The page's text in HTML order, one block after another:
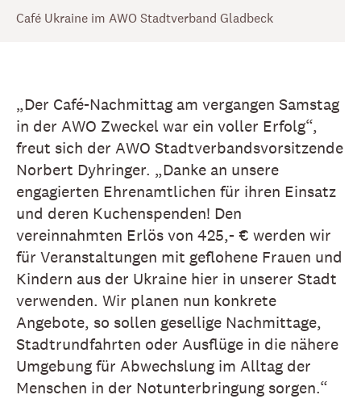
Café Ukraine im AWO Stadtverband Gladbeck
„Der Café-Nachmittag am vergangen Samstag
in der AWO Zweckel war ein voller Erfolg“,
freut sich der AWO Stadtverbandsvorsitzende
Norbert Dyhringer. „Danke an unsere
engagierten Ehrenamtlichen für ihren Einsatz
und deren Kuchenspenden! Den
vereinnahmten Erlös von 425,- € werden wir
für Veranstaltungen mit geflohene Frauen und
Kindern aus der Ukraine hier in unserer Stadt
verwenden. Wir planen nun konkrete
Angebote, so sollen gesellige Nachmittage,
Stadtrundfahrten oder Ausflüge in die nähere
Umgebung für Abwechslung im Alltag der
Menschen in der Notunterbringung sorgen.“